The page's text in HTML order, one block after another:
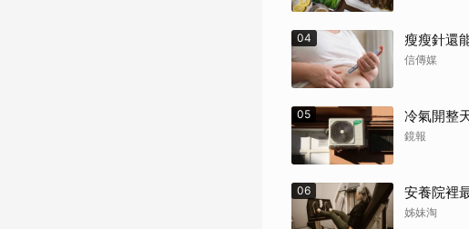
04 瘦瘦針還
信傳媒
05 冷氣開整
鏡報
06 安養院裡
姊妹淘